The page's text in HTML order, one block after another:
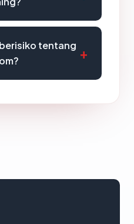
tentang